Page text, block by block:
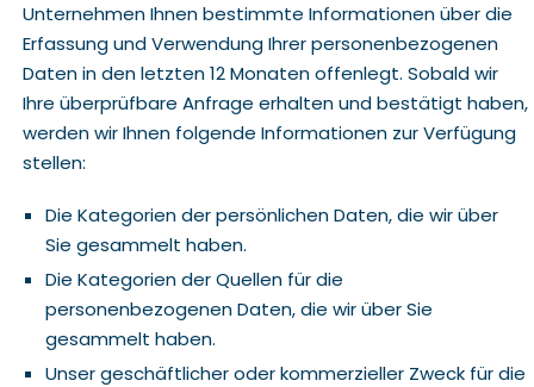
Unternehmen Ihnen bestimmte Informationen über die
Erfassung und Verwendung Ihrer personenbezogenen
Daten in den letzten 12 Monaten offenlegt. Sobald wir
Ihre überprüfbare Anfrage erhalten und bestätigt haben,
werden wir Ihnen folgende Informationen zur Verfügung
stellen:
Die Kategorien der persönlichen Daten, die wir über
Sie gesammelt haben.
Die Kategorien der Quellen für die
personenbezogenen Daten, die wir über Sie
gesammelt haben.
Unser geschäftlicher oder kommerzieller Zweck für die